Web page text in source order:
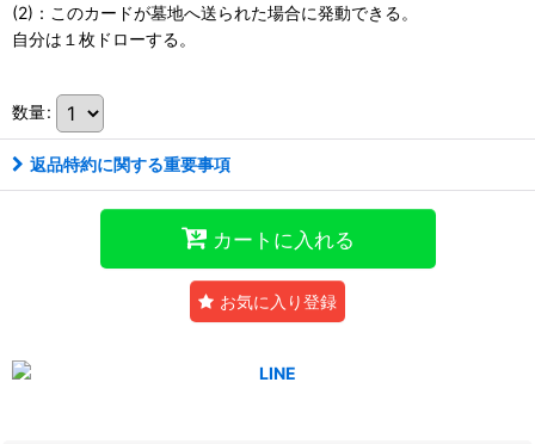
(2)：このカードが墓地へ送られた場合に発動できる。
自分は１枚ドローする。
数量:
返品特約に関する重要事項
カートに入れる
お気に入り登録